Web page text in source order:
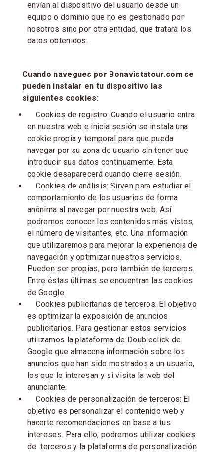
envían al dispositivo del usuario desde un
equipo o dominio que no es gestionado por
nosotros sino por otra entidad, que tratará los
datos obtenidos.
Cuando navegues por Bonavistatour.com se
pueden instalar en tu dispositivo las
siguientes cookies:
Cookies de registro: Cuando el usuario entra
en nuestra web e inicia sesión se instala una
cookie propia y temporal para que pueda
navegar por su zona de usuario sin tener que
introducir sus datos continuamente. Esta
cookie desaparecerá cuando cierre sesión.
Cookies de análisis: Sirven para estudiar el
comportamiento de los usuarios de forma
anónima al navegar por nuestra web. Así
podremos conocer los contenidos más vistos,
el número de visitantes, etc. Una información
que utilizaremos para mejorar la experiencia de
navegación y optimizar nuestros servicios.
Pueden ser propias, pero también de terceros.
Entre éstas últimas se encuentran las cookies
de Google.
Cookies publicitarias de terceros: El objetivo
es optimizar la exposición de anuncios
publicitarios. Para gestionar estos servicios
utilizamos la plataforma de Doubleclick de
Google que almacena información sobre los
anuncios que han sido mostrados a un usuario,
los que le interesan y si visita la web del
anunciante.
Cookies de personalización de terceros: El
objetivo es personalizar el contenido web y
hacerte recomendaciones en base a tus
intereses. Para ello, podremos utilizar cookies
de terceros y la plataforma de personalización